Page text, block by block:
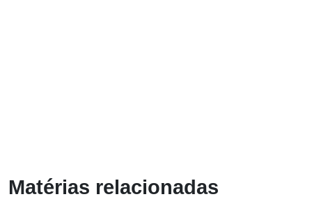
Matérias relacionadas